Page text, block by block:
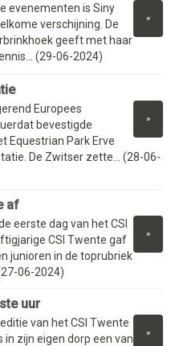
»
evenementen is Siny
verschijning. De
geeft met haar
(29-06-2024)
»
Europees
bevestigde
Equestrian Park Erve
De Zwitser zette... (28-06-
af
»
eerste dag van het CSI
CSI Twente gaf
junioren in de toprubriek
06-2024)
uur
»
van het CSI Twente
in zijn eigen dorp een van